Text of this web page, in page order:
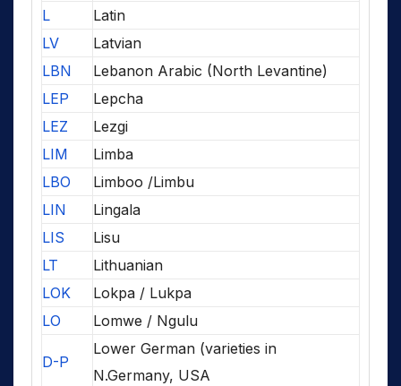
L
Latin
LV
Latvian
LBN
Lebanon Arabic (North Levantine)
LEP
Lepcha
LEZ
Lezgi
LIM
Limba
LBO
Limboo /Limbu
LIN
Lingala
LIS
Lisu
LT
Lithuanian
LOK
Lokpa / Lukpa
LO
Lomwe / Ngulu
D-P
Lower German (varieties in
N.Germany, USA